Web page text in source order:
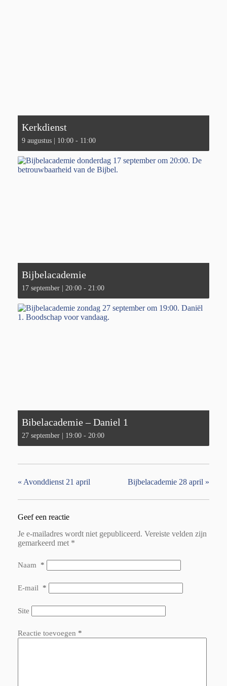
Kerkdienst
9 augustus | 10:00 - 11:00
Bijbelacademie
17 september | 20:00 - 21:00
Bibelacademie – Daniel 1
27 september | 19:00 - 20:00
« Avonddienst 21 april Bijbelacademie 28 april »
Geef een reactie
Je e-mailadres wordt niet gepubliceerd. Vereiste velden zijn
gemarkeerd met *
Naam *
E-mail *
Site
Reactie toevoegen *